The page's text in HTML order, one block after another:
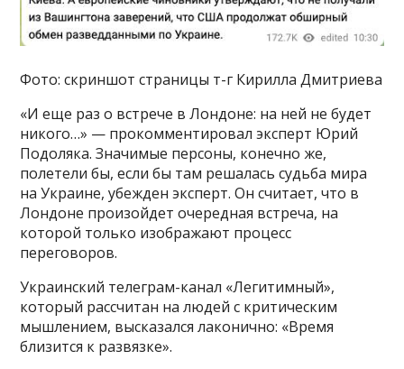
Фото: скриншот страницы т-г Кирилла Дмитриева
«И еще раз о встрече в Лондоне: на ней не будет
никого…» — прокомментировал эксперт Юрий
Подоляка. Значимые персоны, конечно же,
полетели бы, если бы там решалась судьба мира
на Украине, убежден эксперт. Он считает, что в
Лондоне произойдет очередная встреча, на
которой только изображают процесс
переговоров.
Украинский телеграм-канал «Легитимный»,
который рассчитан на людей с критическим
мышлением, высказался лаконично: «Время
близится к развязке».